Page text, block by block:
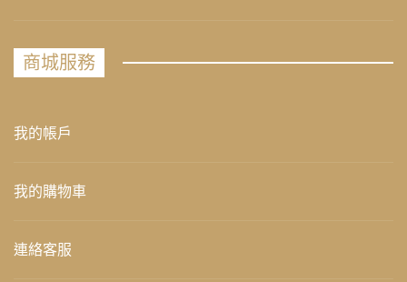
商城服務
我的帳戶
我的購物車
連絡客服